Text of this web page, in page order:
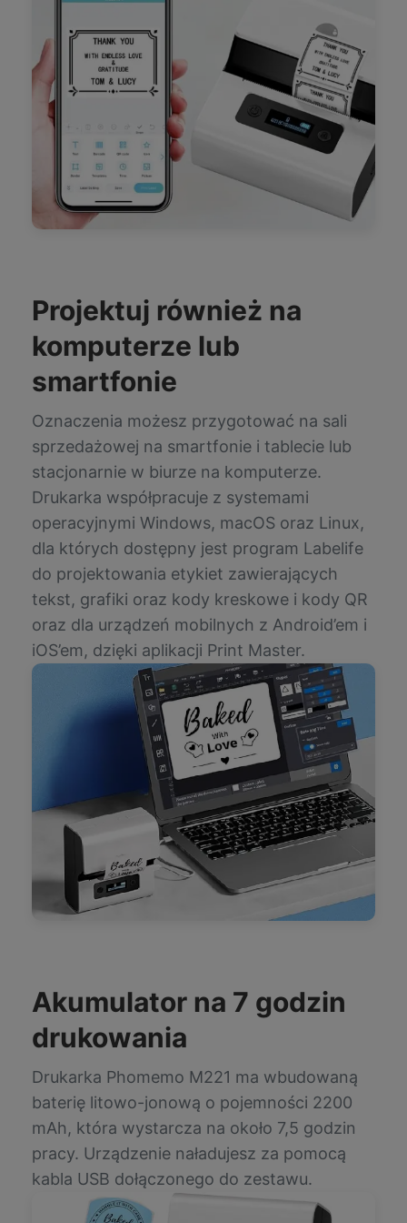
Projektuj również na
komputerze lub
smartfonie
Oznaczenia możesz przygotować na sali
sprzedażowej na smartfonie i tablecie lub
stacjonarnie w biurze na komputerze.
Drukarka współpracuje z systemami
operacyjnymi Windows, macOS oraz Linux,
dla których dostępny jest program Labelife
do projektowania etykiet zawierających
tekst, grafiki oraz kody kreskowe i kody QR
oraz dla urządzeń mobilnych z Android’em i
iOS’em, dzięki aplikacji Print Master.
Akumulator na 7 godzin
drukowania
Drukarka Phomemo M221 ma wbudowaną
baterię litowo-jonową o pojemności 2200
mAh, która wystarcza na około 7,5 godzin
pracy. Urządzenie naładujesz za pomocą
kabla USB dołączonego do zestawu.